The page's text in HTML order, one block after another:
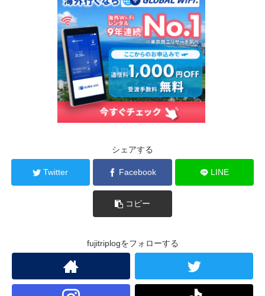
シェアする
Twitter Facebook LINE
コピー
fujitriplogをフォローする